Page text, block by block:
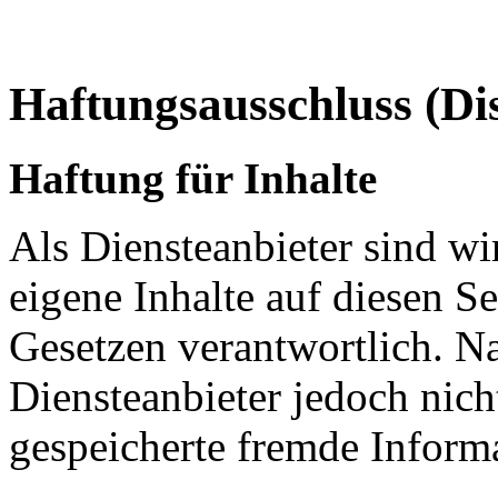
Haftungsausschluss
Haftung für Inhalte
Als Diensteanbieter sind
eigene Inhalte auf diesen
Gesetzen verantwortlich.
Diensteanbieter jedoch
gespeicherte fremde